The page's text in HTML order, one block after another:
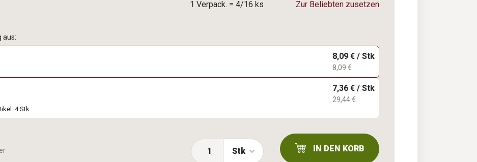
1 Verpack. = 4/16 ks Zur Beliebten zusetzen
aus:
8,09 € / Stk
8,09 €
4 Stk
7,36 € / Stk
29,44 €
Stk IN DEN KORB